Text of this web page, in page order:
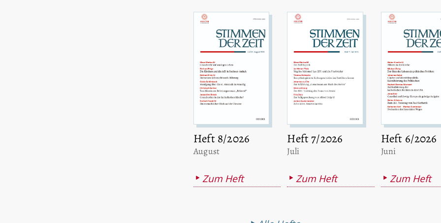
Heft 8/2026
:
August
Zum Heft
Heft 7/2026
:
Juli
Zum Heft
Heft 6/2026
:
Juni
Zum Heft